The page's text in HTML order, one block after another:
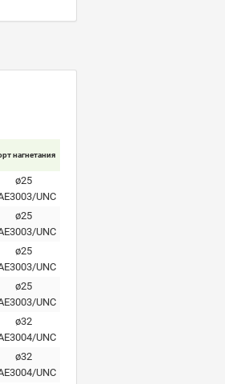
нагнетания
ø25
UNC
ø25
UNC
ø25
UNC
ø25
UNC
ø32
UNC
ø32
UNC